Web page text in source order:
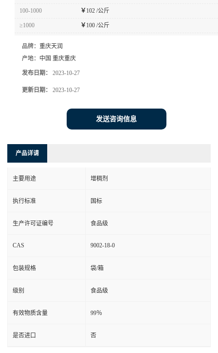
100-1000 ￥102 /公斤
≥1000 ￥100 /公斤
品牌： 重庆天润
产地： 中国 重庆重庆
发布日期： 2023-10-27
更新日期： 2023-10-27
发送咨询信息
产品详请
主要用途 增稠剂
执行标准 国标
生产许可证编号 食品级
CAS 9002-18-0
包装规格 袋/箱
级别 食品级
有效物质含量 99％
是否进口 否